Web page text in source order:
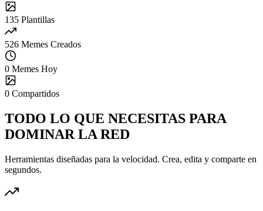
135 Plantillas
526 Memes Creados
0 Memes Hoy
0 Compartidos
TODO LO QUE NECESITAS PARA
DOMINAR LA RED
Herramientas diseñadas para la velocidad. Crea, edita y comparte en
segundos.